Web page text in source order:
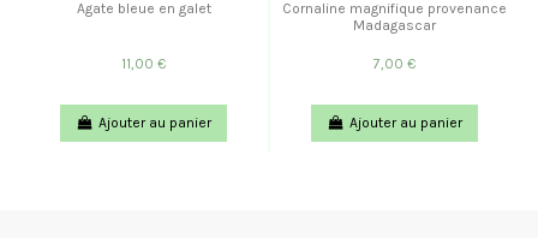
Agate bleue en galet
11,00 €
Ajouter au panier
Cornaline magnifique provenance
Madagascar
7,00 €
Ajouter au panier